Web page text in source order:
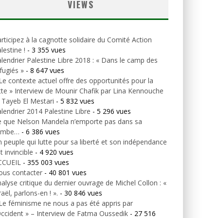
VIEWS
à la cagnotte solidaire du Comité Action
! - 3 355 vues
Palestine Libre 2018 : « Dans le camp des
» - 8 647 vues
contexte actuel offre des opportunités pour la
» Interview de Mounir Chafik par Lina Kennouche
El Mestari - 5 832 vues
2014 Palestine Libre - 5 296 vues
que Nelson Mandela n’emporte pas dans sa
- 6 386 vues
peuple qui lutte pour sa liberté et son indépendance
invincible - 4 920 vues
- 355 003 vues
contacter - 40 801 vues
critique du dernier ouvrage de Michel Collon : «
parlons-en ! ». - 30 846 vues
féminisme ne nous a pas été appris par
» – Interview de Fatma Oussedik - 27 516